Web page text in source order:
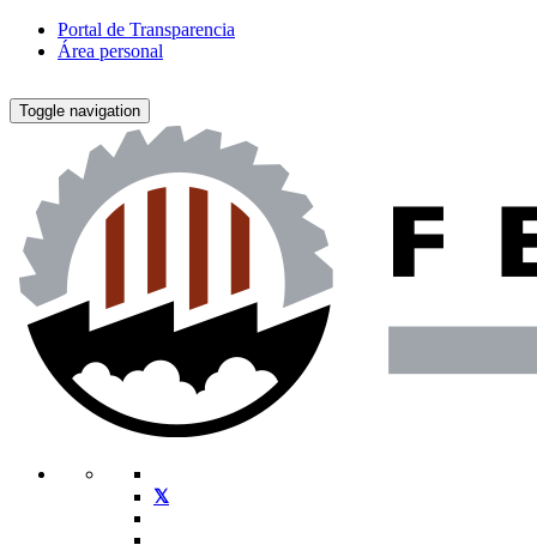
Portal de Transparencia
Área personal
Toggle navigation